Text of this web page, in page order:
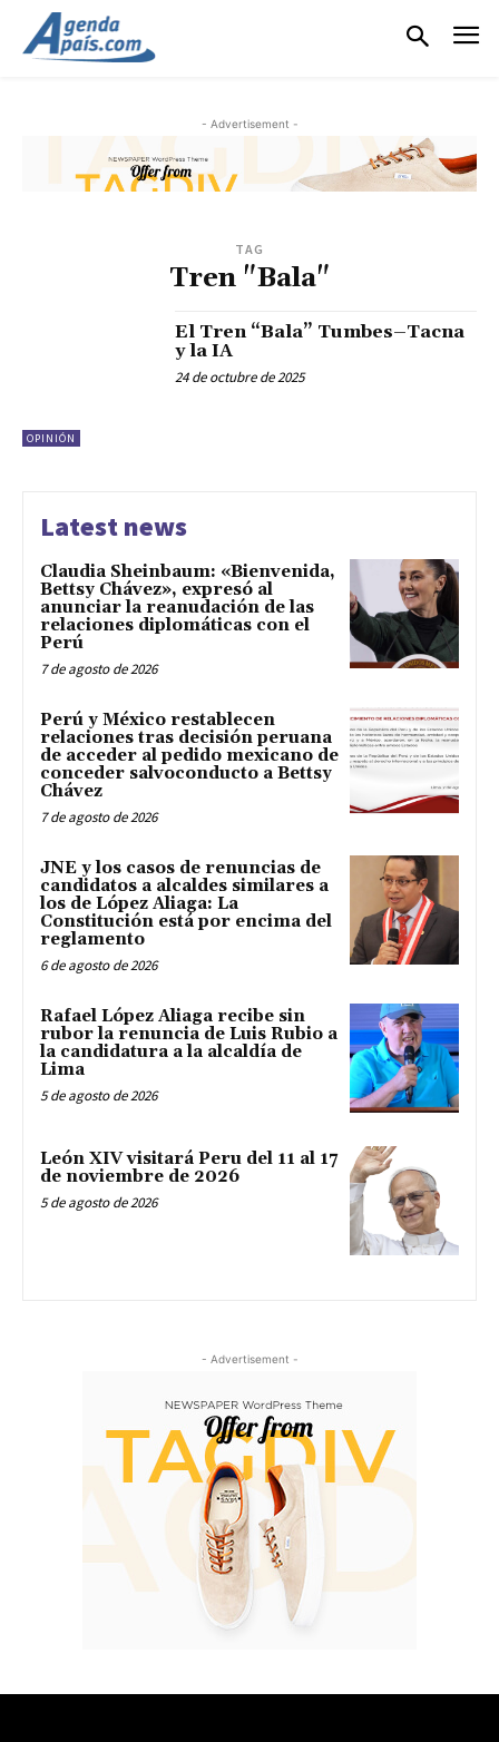
- Advertisement -
TAG
Tren "Bala"
OPINIÓN
El Tren “Bala” Tumbes–Tacna
y la IA
24 de octubre de 2025
Latest news
Claudia Sheinbaum: «Bienvenida,
Bettsy Chávez», expresó al
anunciar la reanudación de las
relaciones diplomáticas con el
Perú
7 de agosto de 2026
Perú y México restablecen
relaciones tras decisión peruana
de acceder al pedido mexicano de
conceder salvoconducto a Bettsy
Chávez
7 de agosto de 2026
JNE y los casos de renuncias de
candidatos a alcaldes similares a
los de López Aliaga: La
Constitución está por encima del
reglamento
6 de agosto de 2026
Rafael López Aliaga recibe sin
rubor la renuncia de Luis Rubio a
la candidatura a la alcaldía de
Lima
5 de agosto de 2026
León XIV visitará Peru del 11 al 17
de noviembre de 2026
5 de agosto de 2026
- Advertisement -